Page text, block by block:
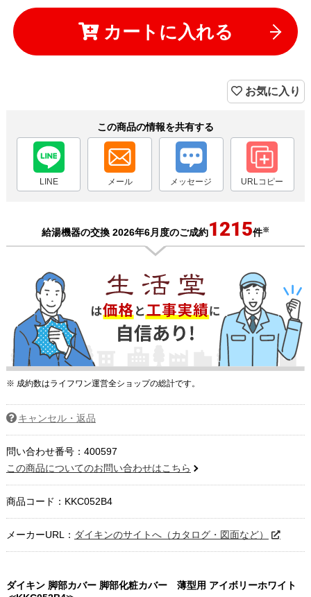
カートに入れる
お気に入り
この商品の情報を共有する
LINE メール メッセージ URLコピー
給湯機器の交換 2026年6月度のご成約1215件※
※ 成約数はライフワン運営全ショップの総計です。
キャンセル・返品
問い合わせ番号：400597
この商品についてのお問い合わせはこちら
商品コード： KKC052B4
メーカーURL： ダイキンのサイトへ（カタログ・図面など）
ダイキン 脚部カバー 脚部化粧カバー 薄型用 アイボリーホワイト